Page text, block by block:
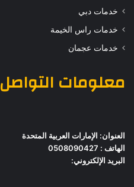
خدمات دبي
خدمات راس الخيمة
خدمات عجمان
معلومات التواصل
العنوان: الإمارات العربية المتحدة
الهاتف : 0508090427
البريد الإلكتروني: